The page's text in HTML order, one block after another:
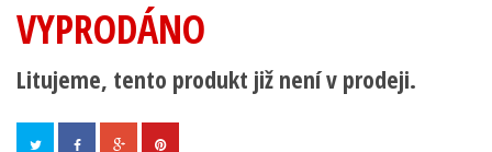
VYPRODÁNO
Litujeme, tento produkt již není v prodeji.